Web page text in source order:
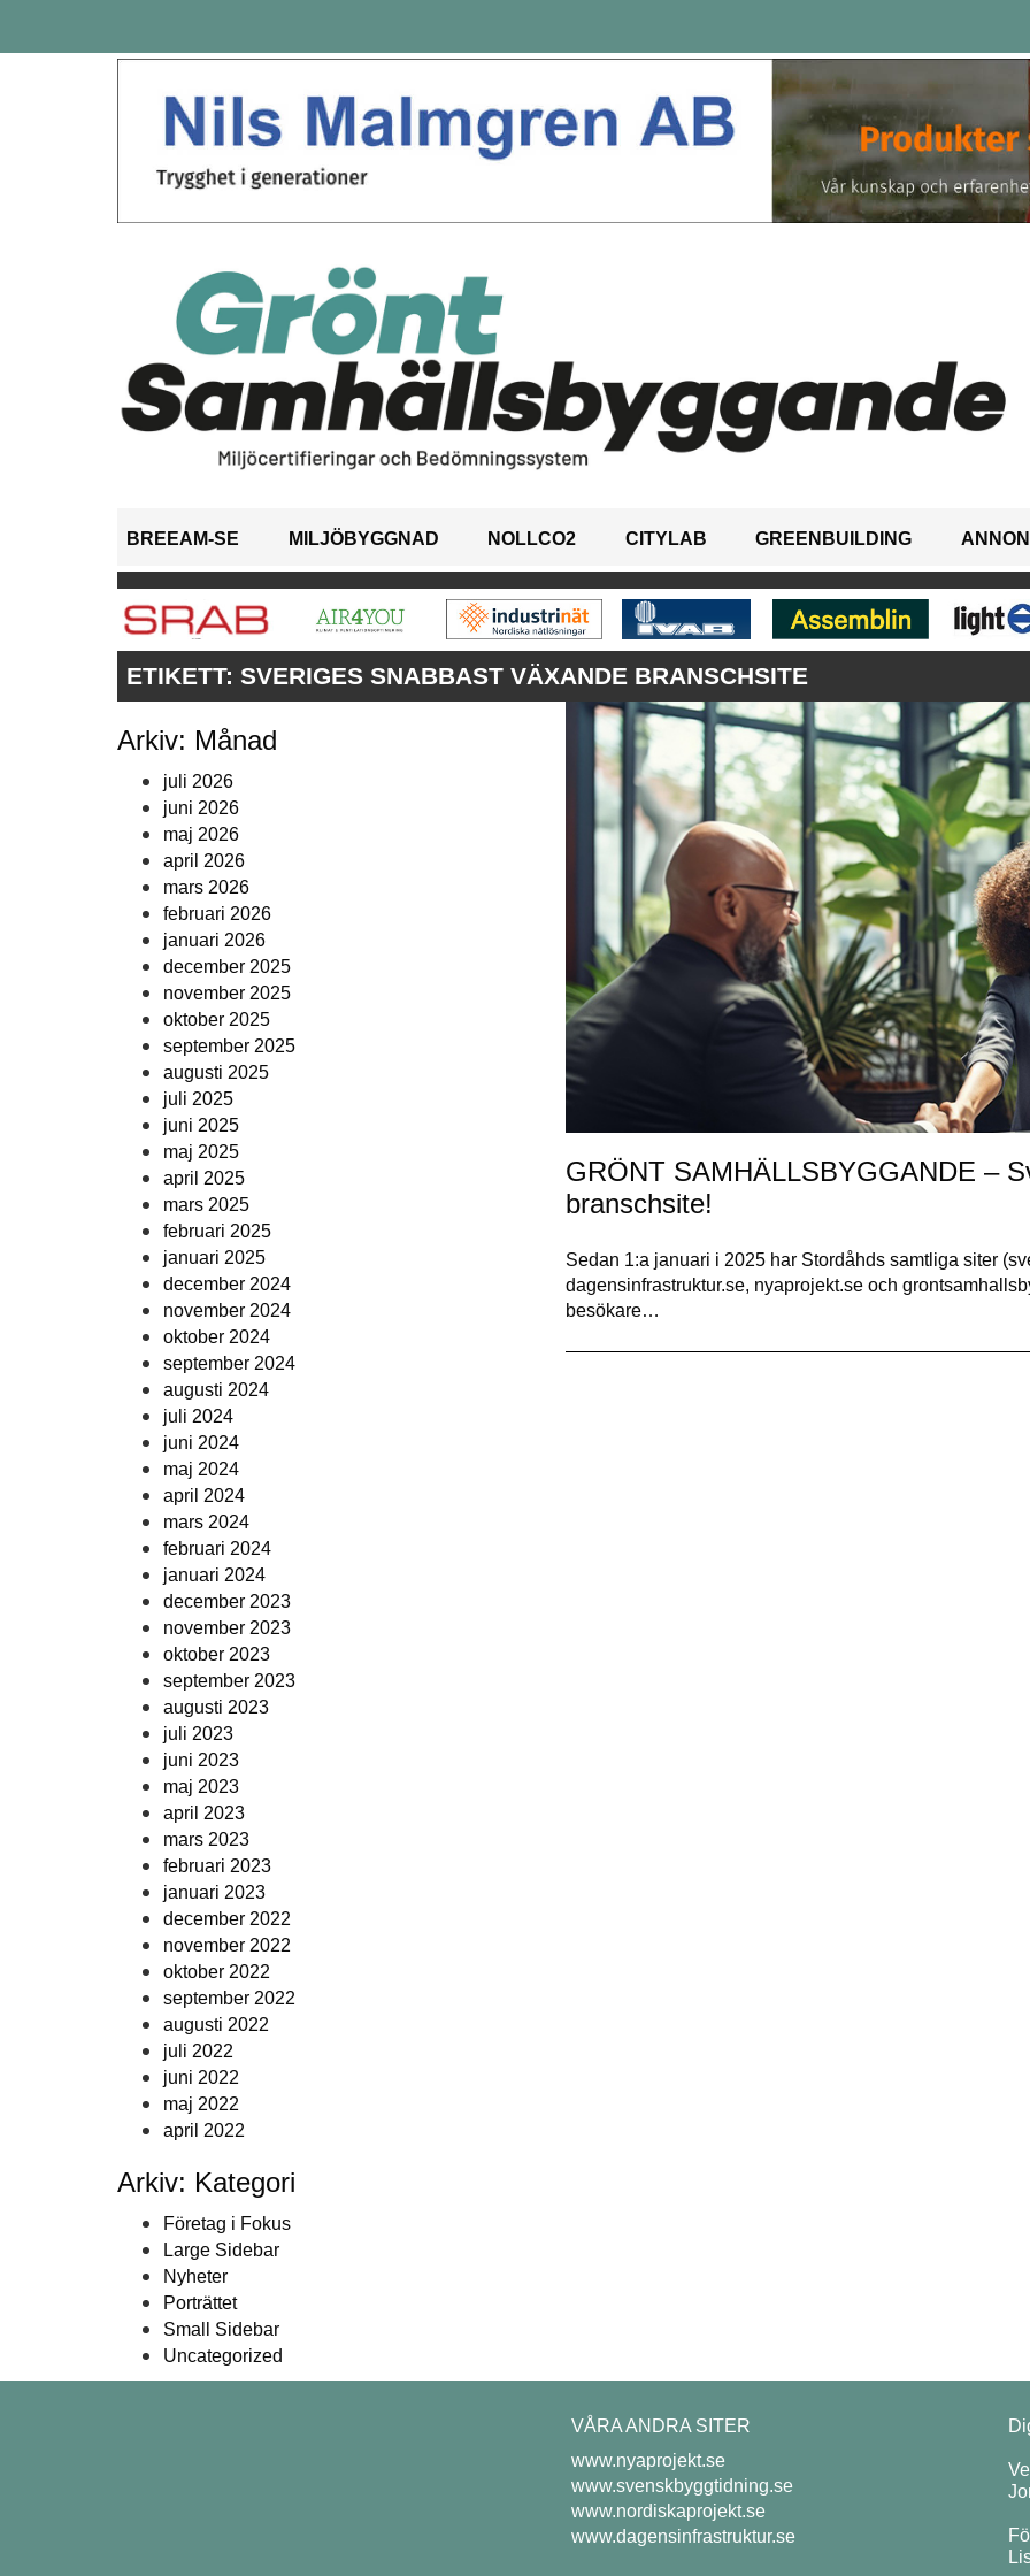
BREEAM-SE MILJÖBYGGNAD NOLLCO2 CITYLAB GREENBUILDING
ETIKETT: SVERIGES SNABBAST VÄXANDE BRANSCHSITE
Arkiv: Månad
juli 2026
juni 2026
maj 2026
april 2026
mars 2026
februari 2026
januari 2026
december 2025
november 2025
oktober 2025
september 2025
augusti 2025
juli 2025
juni 2025
maj 2025
april 2025
mars 2025
februari 2025
januari 2025
december 2024
november 2024
oktober 2024
september 2024
augusti 2024
juli 2024
juni 2024
maj 2024
april 2024
mars 2024
februari 2024
januari 2024
december 2023
november 2023
oktober 2023
september 2023
augusti 2023
juli 2023
juni 2023
maj 2023
april 2023
mars 2023
februari 2023
januari 2023
december 2022
november 2022
oktober 2022
september 2022
augusti 2022
juli 2022
juni 2022
maj 2022
april 2022
Arkiv: Kategori
Företag i Fokus
Large Sidebar
Nyheter
Porträttet
Small Sidebar
Uncategorized
GRÖNT SAMHÄLLSBYGGANDE –
branschsite!
Sedan 1:a januari i 2025 har Stordåhds samtliga siter
dagensinfrastruktur.se, nyaprojekt.se och
besökare…
VÅRA ANDRA SITER
www.nyaprojekt.se
www.svenskbyggtidning.se
www.nordiskaprojekt.se
www.dagensinfrastruktur.se